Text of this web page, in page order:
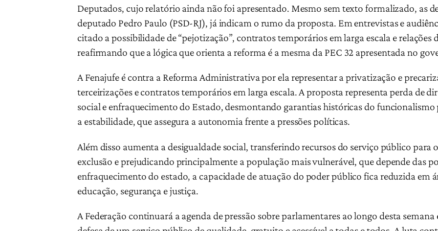
Deputados, cujo relatório ainda não foi apresentado. Mesmo sem texto formalizado, as
deputado Pedro Paulo (PSD-RJ), já indicam o rumo da proposta. Em entrevistas e
citado a possibilidade de “pejotização”, contratos temporários em larga escala e relações
reafirmando que a lógica que orienta a reforma é a mesma da PEC 32 apresentada no
A Fenajufe é contra a Reforma Administrativa por ela representar a privatização e
terceirizações e contratos temporários em larga escala. A proposta representa perda de
social e enfraquecimento do Estado, desmontando garantias históricas do
a estabilidade, que assegura a autonomia frente a pressões políticas.
Além disso aumenta a desigualdade social, transferindo recursos do serviço público para
exclusão e prejudicando principalmente a população mais vulnerável, que depende das
enfraquecimento do estado, a capacidade de atuação do poder público fica reduzida em
educação, segurança e justiça.
A Federação continuará a agenda de pressão sobre parlamentares ao longo desta